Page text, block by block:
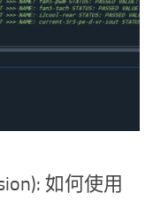
如何使用